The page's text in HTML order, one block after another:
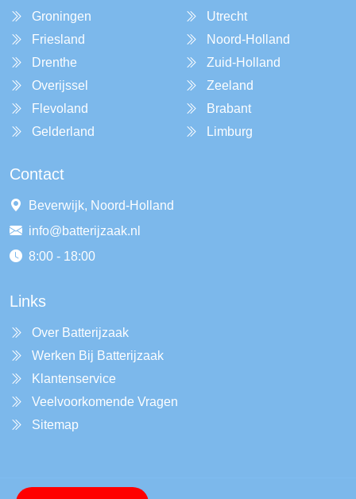
Groningen
Friesland
Drenthe
Overijssel
Flevoland
Gelderland
Utrecht
Noord-Holland
Zuid-Holland
Zeeland
Brabant
Limburg
Contact
Beverwijk, Noord-Holland
info@batterijzaak.nl
8:00 - 18:00
Links
Over Batterijzaak
Werken Bij Batterijzaak
Klantenservice
Veelvoorkomende Vragen
Sitemap